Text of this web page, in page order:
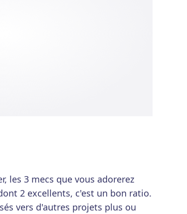
les 3 mecs que vous adorerez
2 excellents, c'est un bon ratio.
vers d'autres projets plus ou